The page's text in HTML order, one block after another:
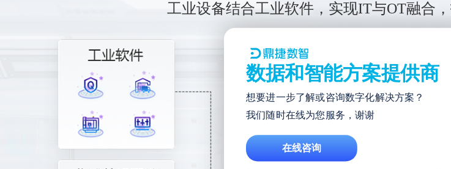
工业设备结合工业软件，实现IT与OT融合
数据和智能方案提供商
想要进一步了解或咨询数字化解决方案？
我们随时在线为您服务，谢谢
在线咨询